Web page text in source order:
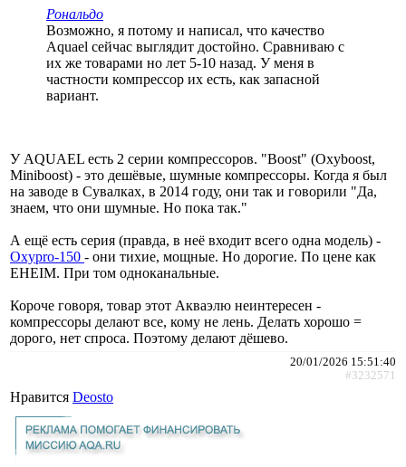
Рональдо
Возможно, я потому и написал, что качество
Aquael сейчас выглядит достойно. Сравниваю с
их же товарами но лет 5-10 назад. У меня в
частности компрессор их есть, как запасной
вариант.
У AQUAEL есть 2 серии компрессоров. "Boost" (Oxyboost,
Miniboost) - это дешёвые, шумные компрессоры. Когда я был
на заводе в Сувалках, в 2014 году, они так и говорили "Да,
знаем, что они шумные. Но пока так."
А ещё есть серия (правда, в неё входит всего одна модель) -
Oxypro-150 - они тихие, мощные. Но дорогие. По цене как
EHEIM. При том одноканальные.
Короче говоря, товар этот Акваэлю неинтересен -
компрессоры делают все, кому не лень. Делать хорошо =
дорого, нет спроса. Поэтому делают дёшево.
20/01/2026 15:51:40
#3232571
Нравится Deosto